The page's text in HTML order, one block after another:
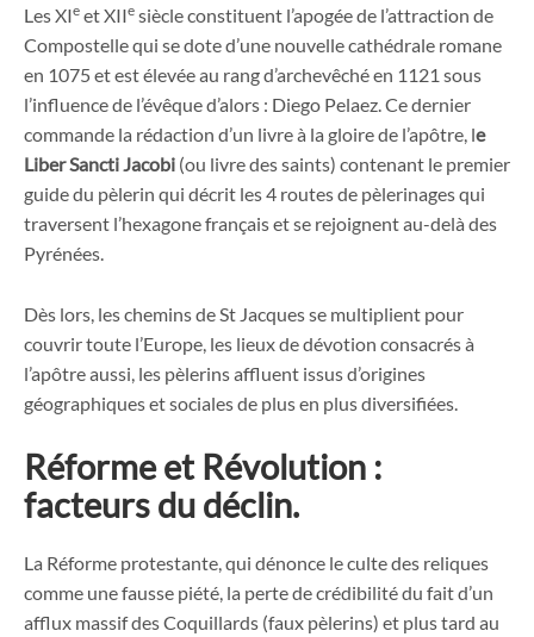
Les XIe et XIIe siècle constituent l’apogée de l’attraction de
Compostelle qui se dote d’une nouvelle cathédrale romane
en 1075 et est élevée au rang d’archevêché en 1121 sous
l’influence de l’évêque d’alors : Diego Pelaez. Ce dernier
commande la rédaction d’un livre à la gloire de l’apôtre, le
Liber Sancti Jacobi (ou livre des saints) contenant le premier
guide du pèlerin qui décrit les 4 routes de pèlerinages qui
traversent l’hexagone français et se rejoignent au-delà des
Pyrénées.
Dès lors, les chemins de St Jacques se multiplient pour
couvrir toute l’Europe, les lieux de dévotion consacrés à
l’apôtre aussi, les pèlerins affluent issus d’origines
géographiques et sociales de plus en plus diversifiées.
Réforme et Révolution :
facteurs du déclin.
La Réforme protestante, qui dénonce le culte des reliques
comme une fausse piété, la perte de crédibilité du fait d’un
afflux massif des Coquillards (faux pèlerins) et plus tard au